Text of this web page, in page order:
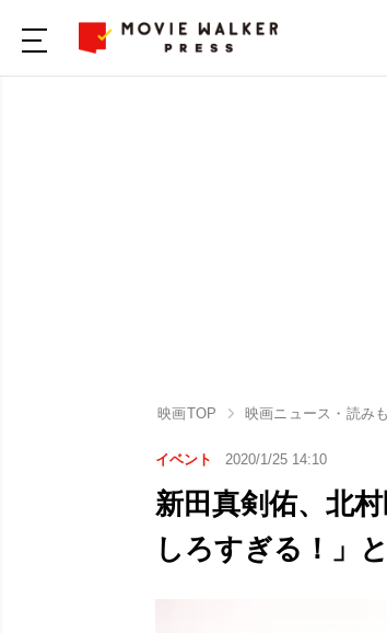
映画TOP 映画ニュース・読み
イベント 2020/1/25 14:10
新田真剣佑、北
しろすぎる！」